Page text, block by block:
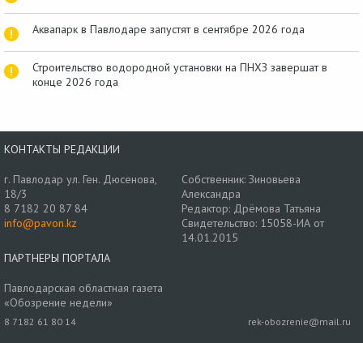
Аквапарк в Павлодаре запустят в сентябре 2026 года
Строительство водородной установки на ПНХЗ завершат в
конце 2026 года
КОНТАКТЫ РЕДАКЦИИ
г. Павлодар ул. Ген. Дюсенова,
18/3
8 7182 20 87 84
info@pavon.kz
Собственник: Зиновьева
Александра
Редактор: Дрёмова Татьяна
Свидетельство: 15058-ИА от
14.01.2015
ПАРТНЕРЫ ПОРТАЛА
Павлодарская областная газета
«Обозрение недели»
8 7182 61 80 14 rek-obozrenie@mail.ru